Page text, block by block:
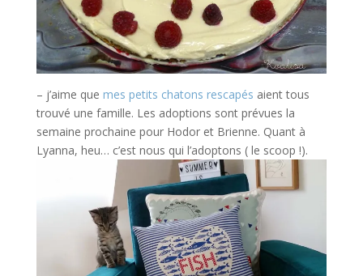
– j’aime que mes petits chatons rescapés aient tous
trouvé une famille. Les adoptions sont prévues la
semaine prochaine pour Hodor et Brienne. Quant à
Lyanna, heu… c’est nous qui l’adoptons ( le scoop !).